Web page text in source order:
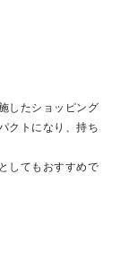
したショッピング
クトになり、持ち
してもおすすめで